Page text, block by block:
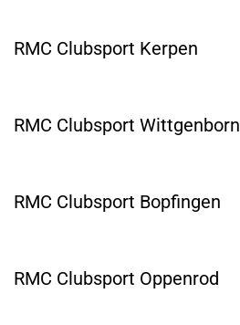
RMC Clubsport Kerpen
RMC Clubsport Wittgenborn
RMC Clubsport Bopfingen
RMC Clubsport Oppenrod